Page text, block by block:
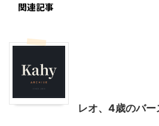
関連記事
レオ、4歳のバー